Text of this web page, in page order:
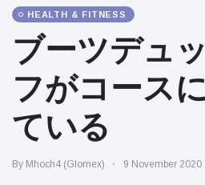
Social & Fun
Cinema & TV
(81)
Sport
(237)
Celebrities
(13938)
Fashion & Beauty
Food & Drink
HEALTH & FITNESS
ブーツデュ
フがコース
ている
By Mhoch4 (Glomex) 9 November 2020